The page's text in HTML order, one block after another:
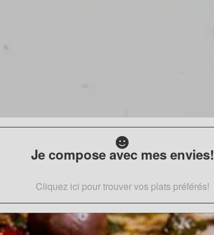
Je compose avec mes envies!
Cliquez ici pour trouver vos plats préférés!